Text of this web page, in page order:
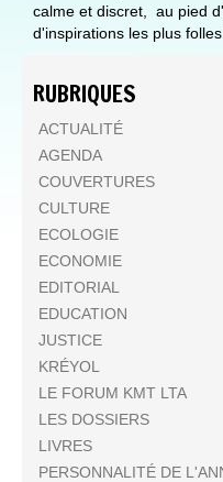
calme et discret, au pied
d'inspirations les plus
RUBRIQUES
ACTUALITÉ
AGENDA
COUVERTURES
CULTURE
ECOLOGIE
ECONOMIE
EDITORIAL
EDUCATION
JUSTICE
KRÉYOL
LE FORUM KMT LTA
LES DOSSIERS
LIVRES
PERSONNALITÉ DE